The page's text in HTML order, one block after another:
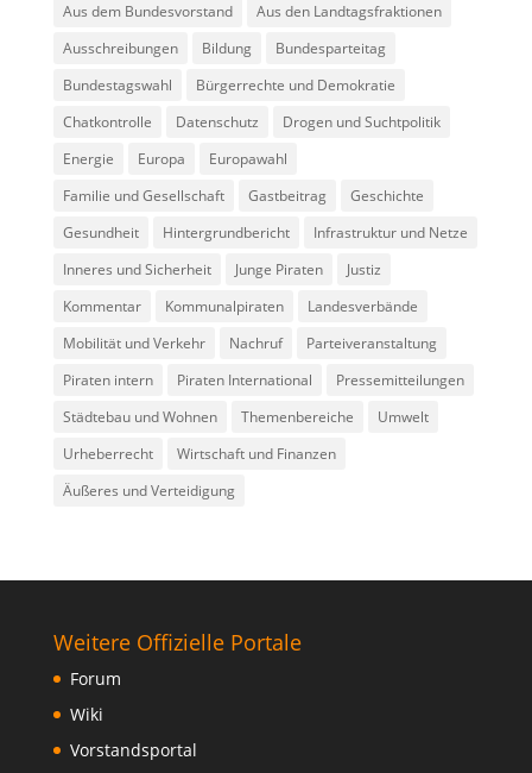
Aus dem Bundesvorstand
Aus den Landtagsfraktionen
Ausschreibungen
Bildung
Bundesparteitag
Bundestagswahl
Bürgerrechte und Demokratie
Chatkontrolle
Datenschutz
Drogen und Suchtpolitik
Energie
Europa
Europawahl
Familie und Gesellschaft
Gastbeitrag
Geschichte
Gesundheit
Hintergrundbericht
Infrastruktur und Netze
Inneres und Sicherheit
Junge Piraten
Justiz
Kommentar
Kommunalpiraten
Landesverbände
Mobilität und Verkehr
Nachruf
Parteiveranstaltung
Piraten intern
Piraten International
Pressemitteilungen
Städtebau und Wohnen
Themenbereiche
Umwelt
Urheberrecht
Wirtschaft und Finanzen
Äußeres und Verteidigung
Weitere Offizielle Portale
Forum
Wiki
Vorstandsportal